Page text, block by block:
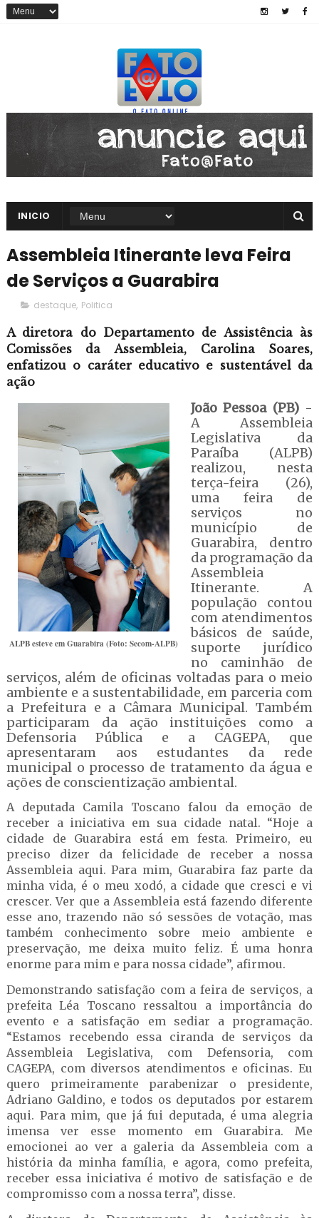
INICIO
Assembleia Itinerante leva Feira
de Serviços a Guarabira
destaque, Politica
A diretora do Departamento de Assistência às
Comissões da Assembleia, Carolina Soares,
enfatizou o caráter educativo e sustentável da
ação
ALPB esteve em Guarabira (Foto: Secom-ALPB)
João Pessoa (PB)-
A Assembleia
Legislativa da
Paraíba (ALPB)
realizou, nesta
terça-feira (26),
uma feira de
serviços no
município de
Guarabira, dentro
da programação da
Assembleia
Itinerante. A
população contou
com atendimentos
básicos de saúde,
suporte jurídico
no caminhão de
serviços, além de oficinas voltadas para o meio
ambiente e a sustentabilidade, em parceria com
a Prefeitura e a Câmara Municipal. Também
participaram da ação instituições como a
Defensoria Pública e a CAGEPA, que
apresentaram aos estudantes da rede
municipal o processo de tratamento da água e
ações de conscientização ambiental.
A deputada Camila Toscano falou da emoção de
receber a iniciativa em sua cidade natal. “Hoje a
cidade de Guarabira está em festa. Primeiro, eu
preciso dizer da felicidade de receber a nossa
Assembleia aqui. Para mim, Guarabira faz parte da
minha vida, é o meu xodó, a cidade que cresci e vi
crescer. Ver que a Assembleia está fazendo diferente
esse ano, trazendo não só sessões de votação, mas
também conhecimento sobre meio ambiente e
preservação, me deixa muito feliz. É uma honra
enorme para mim e para nossa cidade”, afirmou.
Demonstrando satisfação com a feira de serviços, a
prefeita Léa Toscano ressaltou a importância do
evento e a satisfação em sediar a programação.
“Estamos recebendo essa ciranda de serviços da
Assembleia Legislativa, com Defensoria, com
CAGEPA, com diversos atendimentos e oficinas. Eu
quero primeiramente parabenizar o presidente,
Adriano Galdino, e todos os deputados por estarem
aqui. Para mim, que já fui deputada, é uma alegria
imensa ver esse momento em Guarabira. Me
emocionei ao ver a galeria da Assembleia com a
história da minha família, e agora, como prefeita,
receber essa iniciativa é motivo de satisfação e de
compromisso com a nossa terra”, disse.